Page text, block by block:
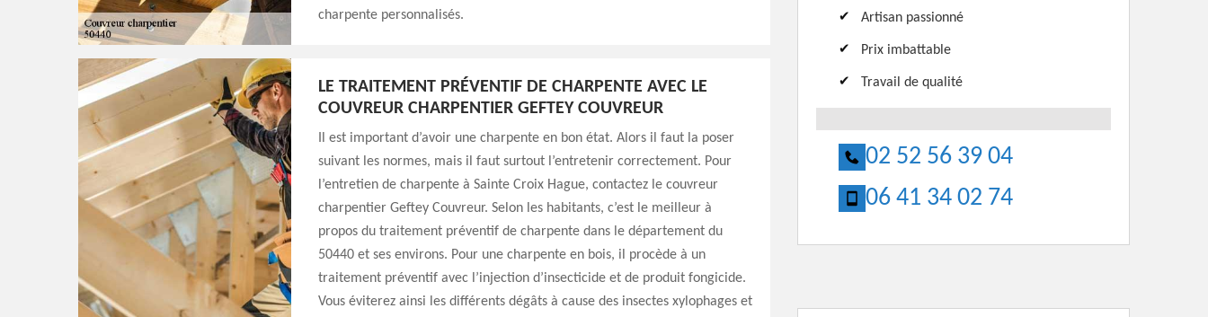
charpente personnalisés.
LE TRAITEMENT PRÉVENTIF DE CHARPENTE AVEC LE
COUVREUR CHARPENTIER GEFTEY COUVREUR
Il est important d’avoir une charpente en bon état. Alors il faut la poser
suivant les normes, mais il faut surtout l’entretenir correctement. Pour
l’entretien de charpente à Sainte Croix Hague, contactez le couvreur
charpentier Geftey Couvreur. Selon les habitants, c’est le meilleur à
propos du traitement préventif de charpente dans le département du
50440 et ses environs. Pour une charpente en bois, il procède à un
traitement préventif avec l’injection d’insecticide et de produit fongicide.
Vous éviterez ainsi les différents dégâts à cause des insectes xylophages et
Artisan passionné
Prix imbattable
Travail de qualité
02 52 56 39 04
06 41 34 02 74